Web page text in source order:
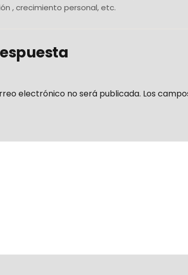
, crecimiento personal, etc.
electrónico no será publicada. Los